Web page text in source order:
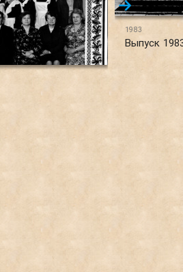
1983
Выпуск